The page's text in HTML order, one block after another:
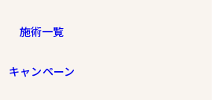
施術一覧
キャンペーン